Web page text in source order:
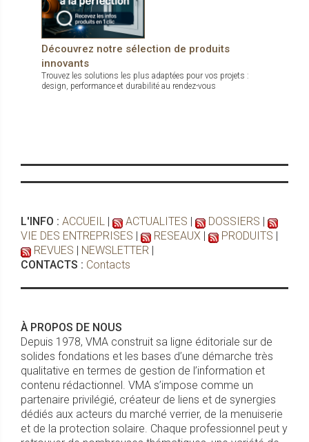
Découvrez notre sélection de produits
innovants
Trouvez les solutions les plus adaptées pour vos projets :
design, performance et durabilité au rendez-vous
L'INFO : ACCUEIL | ACTUALITES | DOSSIERS |
VIE DES ENTREPRISES | RESEAUX | PRODUITS |
REVUES | NEWSLETTER |
CONTACTS : Contacts
À PROPOS DE NOUS
Depuis 1978, VMA construit sa ligne éditoriale sur de
solides fondations et les bases d’une démarche très
qualitative en termes de gestion de l’information et
contenu rédactionnel. VMA s’impose comme un
partenaire privilégié, créateur de liens et de synergies
dédiés aux acteurs du marché verrier, de la menuiserie
et de la protection solaire. Chaque professionnel peut y